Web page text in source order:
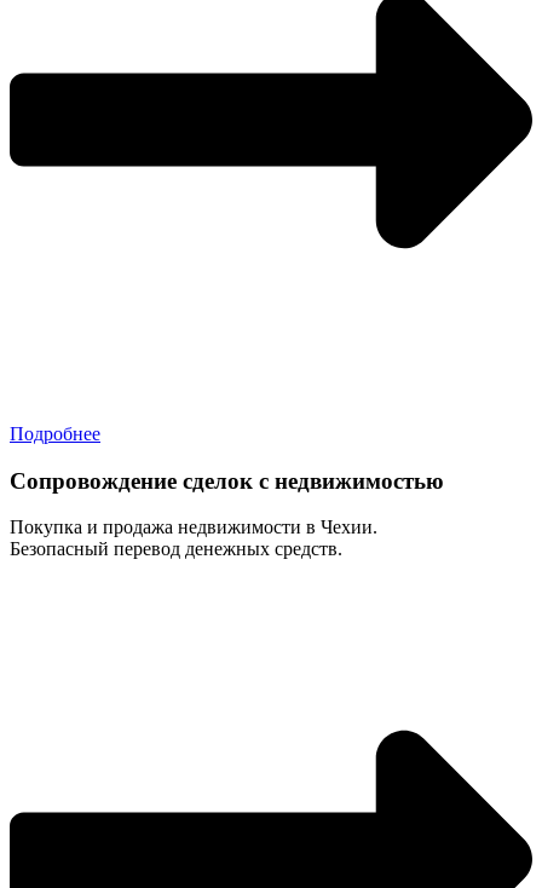
Подробнее
Сопровождение сделок с недвижимостью
Покупка и продажа недвижимости в Чехии.
Безопасный перевод денежных средств.